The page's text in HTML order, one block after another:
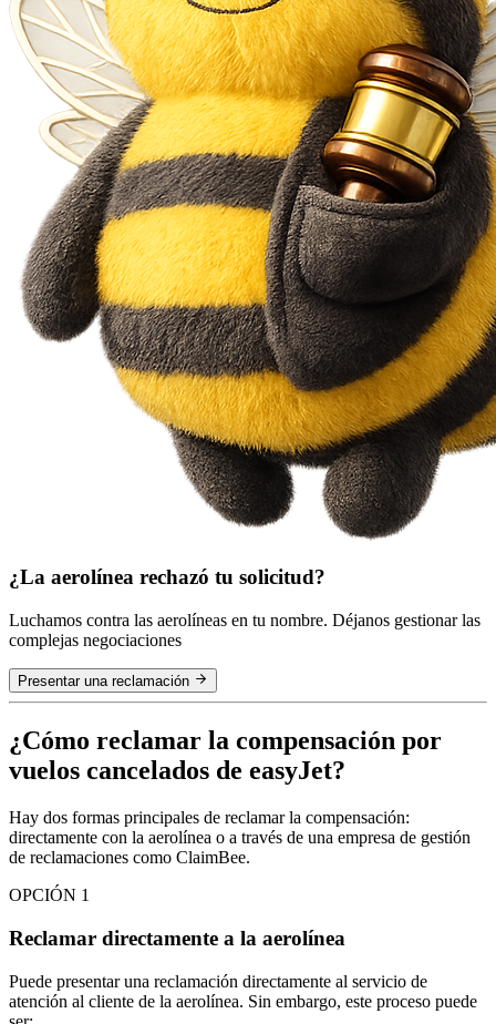
¿La aerolínea rechazó tu solicitud?
Luchamos contra las aerolíneas en tu nombre. Déjanos gestionar las
complejas negociaciones
Presentar una reclamación
¿Cómo reclamar la compensación por
vuelos cancelados de easyJet?
Hay dos formas principales de reclamar la compensación:
directamente con la aerolínea o a través de una empresa de gestión
de reclamaciones como ClaimBee.
OPCIÓN 1
Reclamar directamente a la aerolínea
Puede presentar una reclamación directamente al servicio de
atención al cliente de la aerolínea. Sin embargo, este proceso puede